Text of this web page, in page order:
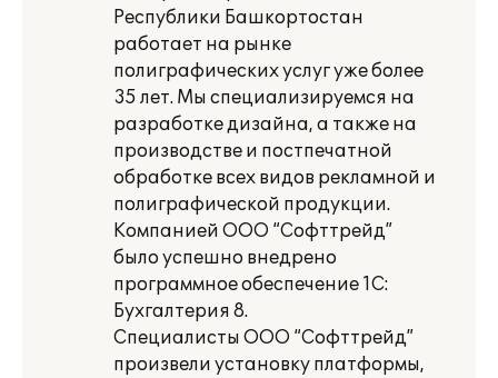
Республики Башкортостан
работает на рынке
полиграфических услуг уже более
35 лет. Мы специализируемся на
разработке дизайна, а также на
производстве и постпечатной
обработке всех видов рекламной и
полиграфической продукции.
Компанией ООО “Софттрейд”
было успешно внедрено
программное обеспечение 1C:
Бухгалтерия 8.
Специалисты ООО “Софттрейд”
произвели установку платформы,